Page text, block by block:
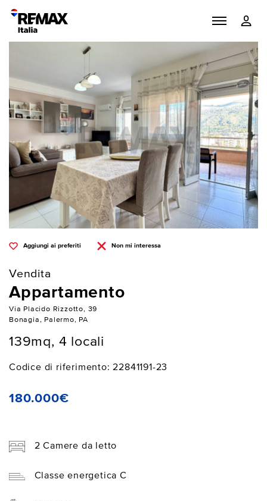
Aggiungi ai preferiti Non mi interessa
Vendita
Appartamento
Via Placido Rizzotto, 39
Bonagia, Palermo, PA
139mq, 4 locali
Codice di riferimento: 22841191-23
180.000€
2 Camere da letto
Classe energetica C